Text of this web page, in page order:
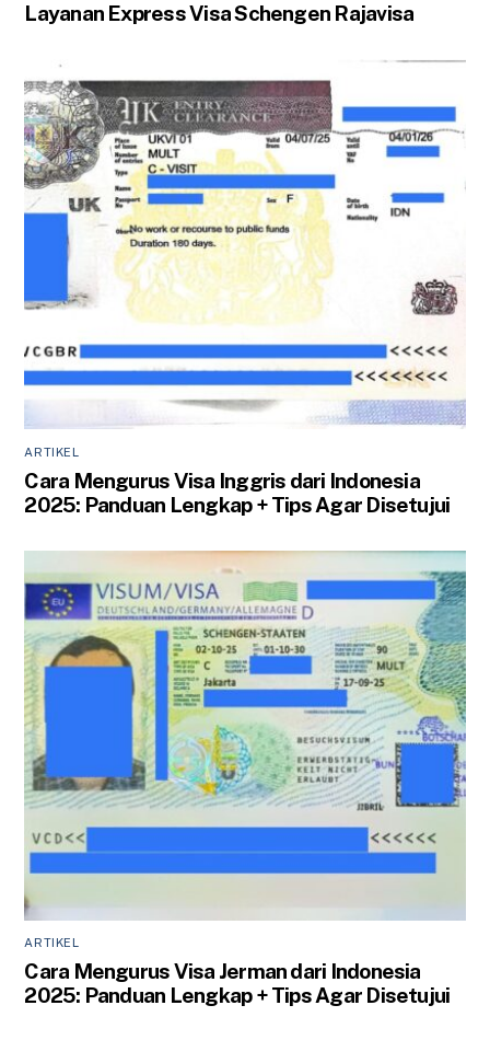
Layanan Express Visa Schengen Rajavisa
ARTIKEL
Cara Mengurus Visa Inggris dari Indonesia
2025: Panduan Lengkap + Tips Agar Disetujui
ARTIKEL
Cara Mengurus Visa Jerman dari Indonesia
2025: Panduan Lengkap + Tips Agar Disetujui